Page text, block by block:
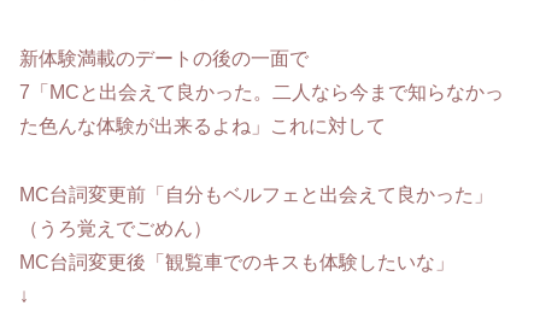
新体験満載のデートの後の一面で
7「MCと出会えて良かった。二人なら今まで知らなかっ
た色んな体験が出来るよね」これに対して
MC台詞変更前「自分もベルフェと出会えて良かった」
（うろ覚えでごめん）
MC台詞変更後「観覧車でのキスも体験したいな」
↓